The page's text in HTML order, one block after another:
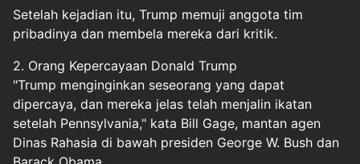
Setelah kejadian itu, Trump memuji anggota tim
pribadinya dan membela mereka dari kritik.
2. Orang Kepercayaan Donald Trump
"Trump menginginkan seseorang yang dapat
dipercaya, dan mereka jelas telah menjalin ikatan
setelah Pennsylvania," kata Bill Gage, mantan agen
Dinas Rahasia di bawah presiden George W. Bush dan